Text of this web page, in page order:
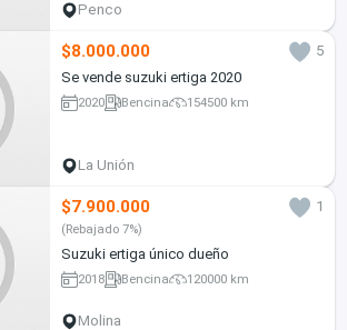
Penco
$8.000.000
5
Se vende suzuki ertiga 2020
2020 Bencina 154500 km
La Unión
$7.900.000 1
(Rebajado 7%)
Suzuki ertiga único dueño
2018 Bencina 120000 km
Molina